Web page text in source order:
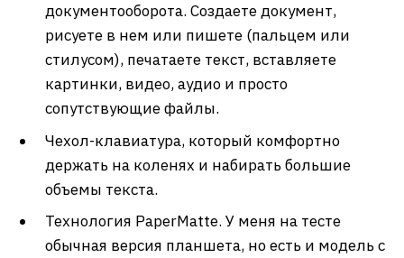
документооборота. Создаете документ,
рисуете в нем или пишете (пальцем или
стилусом), печатаете текст, вставляете
картинки, видео, аудио и просто
сопутствующие файлы.
Чехол-клавиатура, который комфортно
держать на коленях и набирать большие
объемы текста.
Технология PaperMatte. У меня на тесте
обычная версия планшета, но есть и модель с